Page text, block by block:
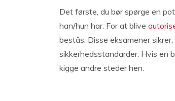
Det første, du bør spørge en
han/hun har. For at blive
bestås. Disse eksamener
sikkerhedsstandarder. Hvis en
kigge andre steder hen.